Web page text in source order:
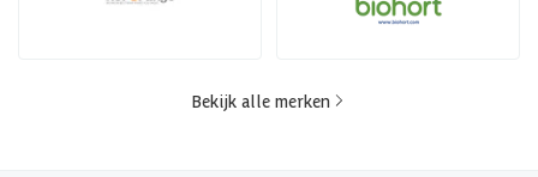
Bekijk alle merken